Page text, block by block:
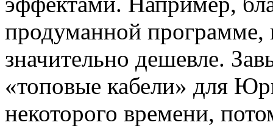
продуманной программе,
значительно дешевле.
«топовые кабели» для
некоторого времени,